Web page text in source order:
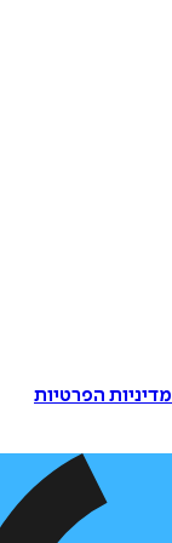
הפרטיות